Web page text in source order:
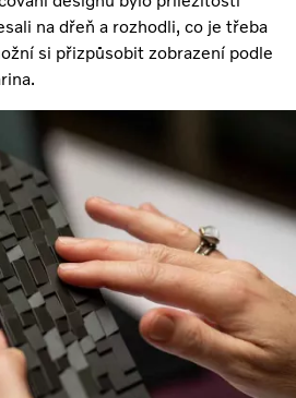
na dřeň a rozhodli, co je třeba
si přizpůsobit zobrazení podle